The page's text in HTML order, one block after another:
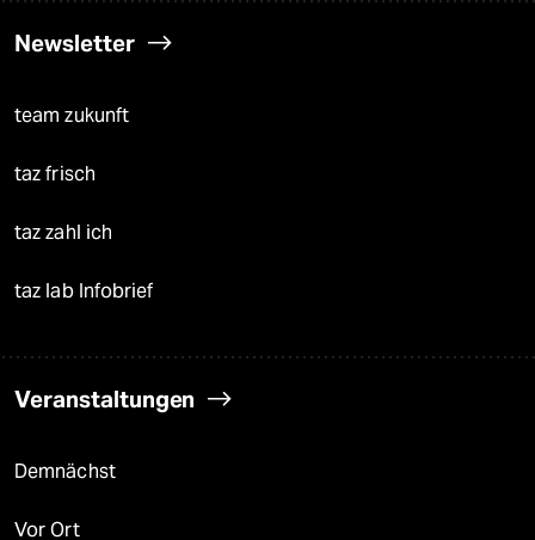
Newsletter
team zukunft
taz frisch
taz zahl ich
taz lab Infobrief
Veranstaltungen
Demnächst
Vor Ort